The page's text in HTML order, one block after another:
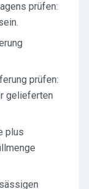
prüfen:
prüfen:
gelieferten
plus